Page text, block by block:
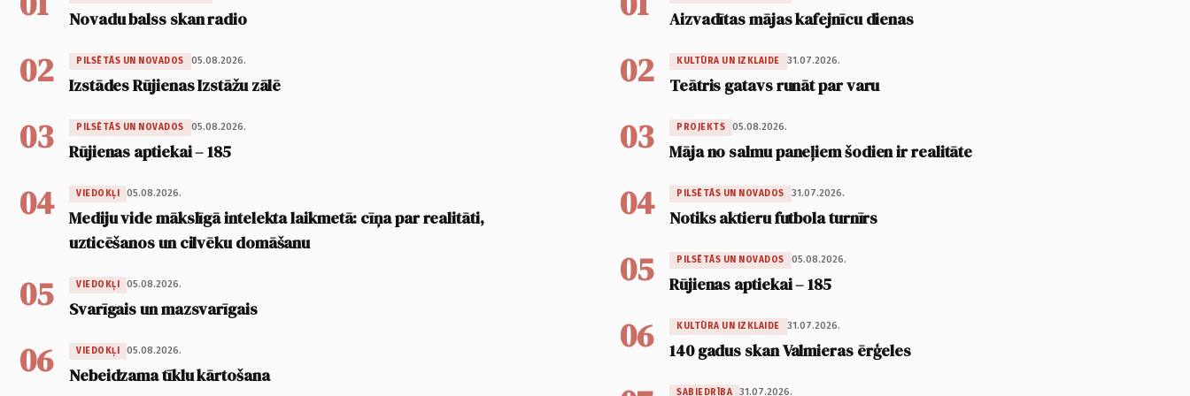
Novadu balss skan radio
02 PILSĒTĀS UN NOVADOS 05.08.2026.
Izstādes Rūjienas Izstāžu zālē
03 PILSĒTĀS UN NOVADOS 05.08.2026.
Rūjienas aptiekai – 185
04 VIEDOKĻI 05.08.2026.
Mediju vide mākslīgā intelekta laikmetā: cīņa par realitāti,
uzticēšanos un cilvēku domāšanu
05 VIEDOKĻI 05.08.2026.
Svarīgais un mazsvarīgais
06 VIEDOKĻI 05.08.2026.
Nebeidzama tīklu kārtošana
Aizvadītas mājas kafejnīcu dienas
02 KULTŪRA UN IZKLAIDE 31.07.2026.
Teātris gatavs runāt par varu
03 PROJEKTS 05.08.2026.
Māja no salmu paneļiem šodien ir realitāte
04 PILSĒTĀS UN NOVADOS 31.07.2026.
Notiks aktieru futbola turnīrs
05 PILSĒTĀS UN NOVADOS 05.08.2026.
Rūjienas aptiekai – 185
06 KULTŪRA UN IZKLAIDE 31.07.2026.
140 gadus skan Valmieras ērģeles
SABIEDRĪBA 31.07.2026.